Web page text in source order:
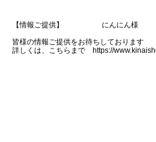
【情報ご提供】 にんにん様
皆様の情報ご提供をお待ちしております
詳しくは、こちらまで https://